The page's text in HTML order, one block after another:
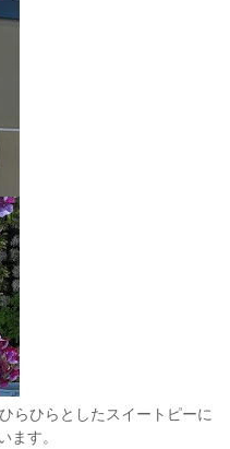
らひらとしたスイートピーに
す。